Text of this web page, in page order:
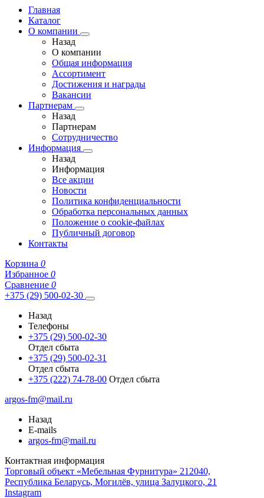
Главная
Каталог
О компании
Назад
О компании
Общая информация
Ассортимент
Достижения и награды
Вакансии
Партнерам
Назад
Партнерам
Сотрудничество
Информация
Назад
Информация
Все акции
Новости
Политика конфиденциальности
Обработка персональных данных
Положение о cookie-файлах
Публичный договор
Контакты
Корзина 0
Избранное 0
Сравнение 0
+375 (29) 500-02-30
Назад
Телефоны
+375 (29) 500-02-30
Отдел сбыта
+375 (29) 500-02-31
Отдел сбыта
+375 (222) 74-78-00 Отдел сбыта
argos-fm@mail.ru
Назад
E-mails
argos-fm@mail.ru
Контактная информация
Торговый объект «Мебельная Фурнитура» 212040,
Республика Беларусь, Могилёв, улица Залуцкого, 21
Instagram